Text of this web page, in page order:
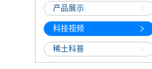
产品展示
科技视频
稀土科普